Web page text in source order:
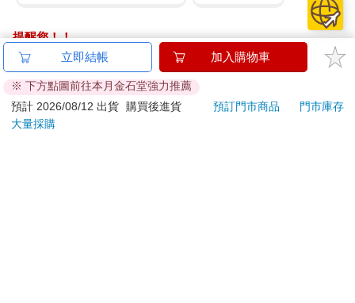
提醒您！！
金石堂及銀行均不會請您操作ATM! 如接獲電話要求您前往
ATM提款機，請不要聽從指示，以免受騙上當！
退換貨須知：
**提醒您，鑑賞期不等於試用期，退回商品須為全新狀態**
立即結帳 加入購物車
※ 下方點圖前往本月金石堂強力推薦
預計 2026/08/12 出貨
購買後進貨 預訂門市商品
門市庫存
大量採購